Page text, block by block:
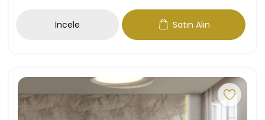
İncele Satın Alın